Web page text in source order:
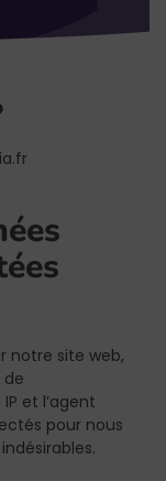
notre site web,
et l’agent
pour nous